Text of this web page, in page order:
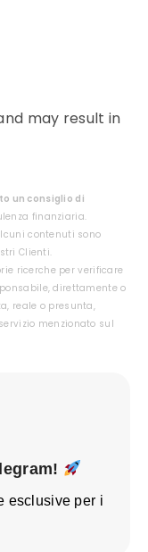
may result in
un consiglio di
finanziaria.
contenuti sono
Clienti.
ricerche per verificare
direttamente o
reale o presunta,
menzionato sul
esclusive per i